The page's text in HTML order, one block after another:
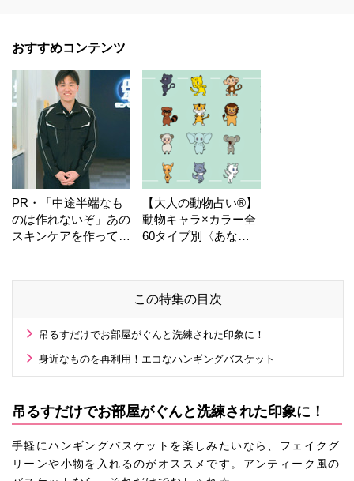
おすすめコンテンツ
PR・「中途半端なも
のは作れないぞ」あの
スキンケアを作ってい
【大人の動物占い®】
動物キャラ×カラー全
60タイプ別〈あなた
この特集の目次
吊るすだけでお部屋がぐんと洗練された印象に！
身近なものを再利用！エコなハンギングバスケット
吊るすだけでお部屋がぐんと洗練された印象に！
手軽にハンギングバスケットを楽しみたいなら、フェイクグ
リーンや小物を入れるのがオススメです。アンティーク風の